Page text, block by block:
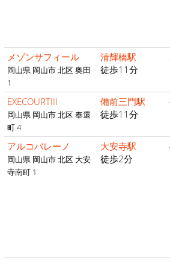
メゾンサフィール
岡山県 岡山市 北区 奥田
1
清輝橋駅
徒歩11分
EXECOURTIII
岡山県 岡山市 北区 奉還
町 4
備前三門駅
徒歩11分
アルコバレーノ
岡山県 岡山市 北区 大安
寺南町 1
大安寺駅
徒歩2分